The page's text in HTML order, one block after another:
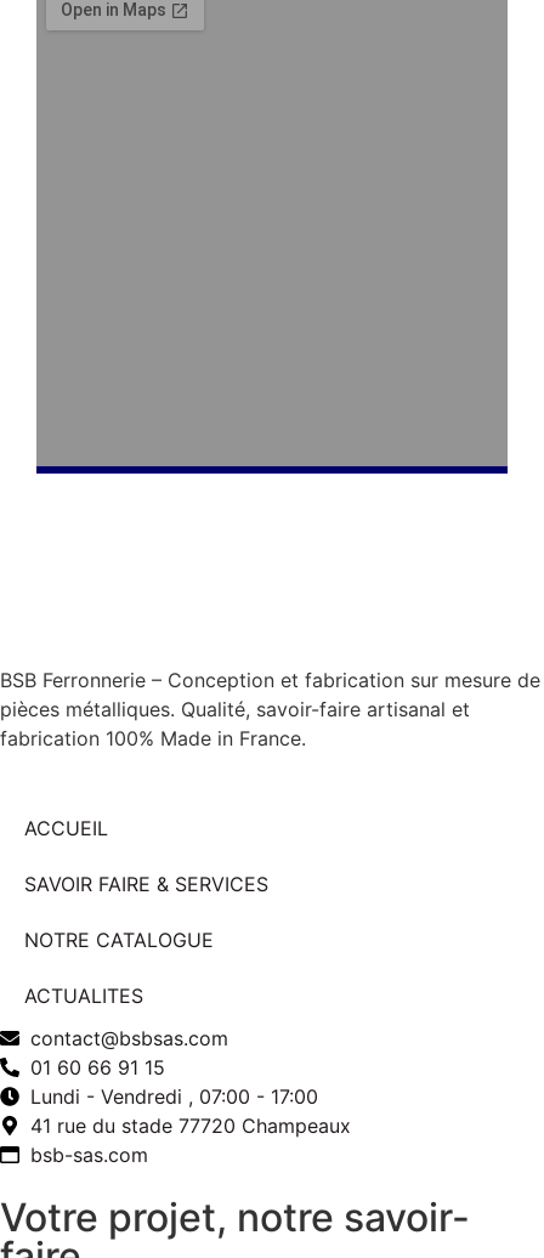
BSB Ferronnerie – Conception et fabrication sur mesure de
pièces métalliques. Qualité, savoir-faire artisanal et
fabrication 100% Made in France.
ACCUEIL
SAVOIR FAIRE & SERVICES
NOTRE CATALOGUE
ACTUALITES
contact@bsbsas.com
01 60 66 91 15
Lundi - Vendredi , 07:00 - 17:00
41 rue du stade 77720 Champeaux
bsb-sas.com
Votre projet, notre savoir-